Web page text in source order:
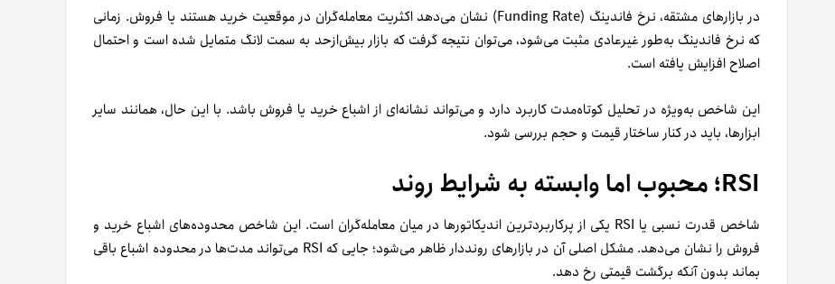
در بازارهای مشتقه، نرخ فاندینگ (Funding Rate) نشان می‌دهد اکثریت معامله‌گران در موقعیت خرید هستند یا فروش. زمانی
که نرخ فاندینگ به‌طور غیرعادی مثبت می‌شود، می‌توان نتیجه گرفت که بازار بیش‌ازحد به سمت لانگ متمایل شده است و احتمال
اصلاح افزایش یافته است.
این شاخص به‌ویژه در تحلیل کوتاه‌مدت کاربرد دارد و می‌تواند نشانه‌ای از اشباع خرید یا فروش باشد. با این حال، همانند سایر
ابزارها، باید در کنار ساختار قیمت و حجم بررسی شود.
RSI؛ محبوب اما وابسته به شرایط روند
شاخص قدرت نسبی یا RSI یکی از پرکاربردترین اندیکاتورها در میان معامله‌گران است. این شاخص محدوده‌های اشباع خرید و
فروش را نشان می‌دهد. مشکل اصلی آن در بازارهای رونددار ظاهر می‌شود؛ جایی که RSI می‌تواند مدت‌ها در محدوده اشباع باقی
بماند بدون آنکه برگشت قیمتی رخ دهد.